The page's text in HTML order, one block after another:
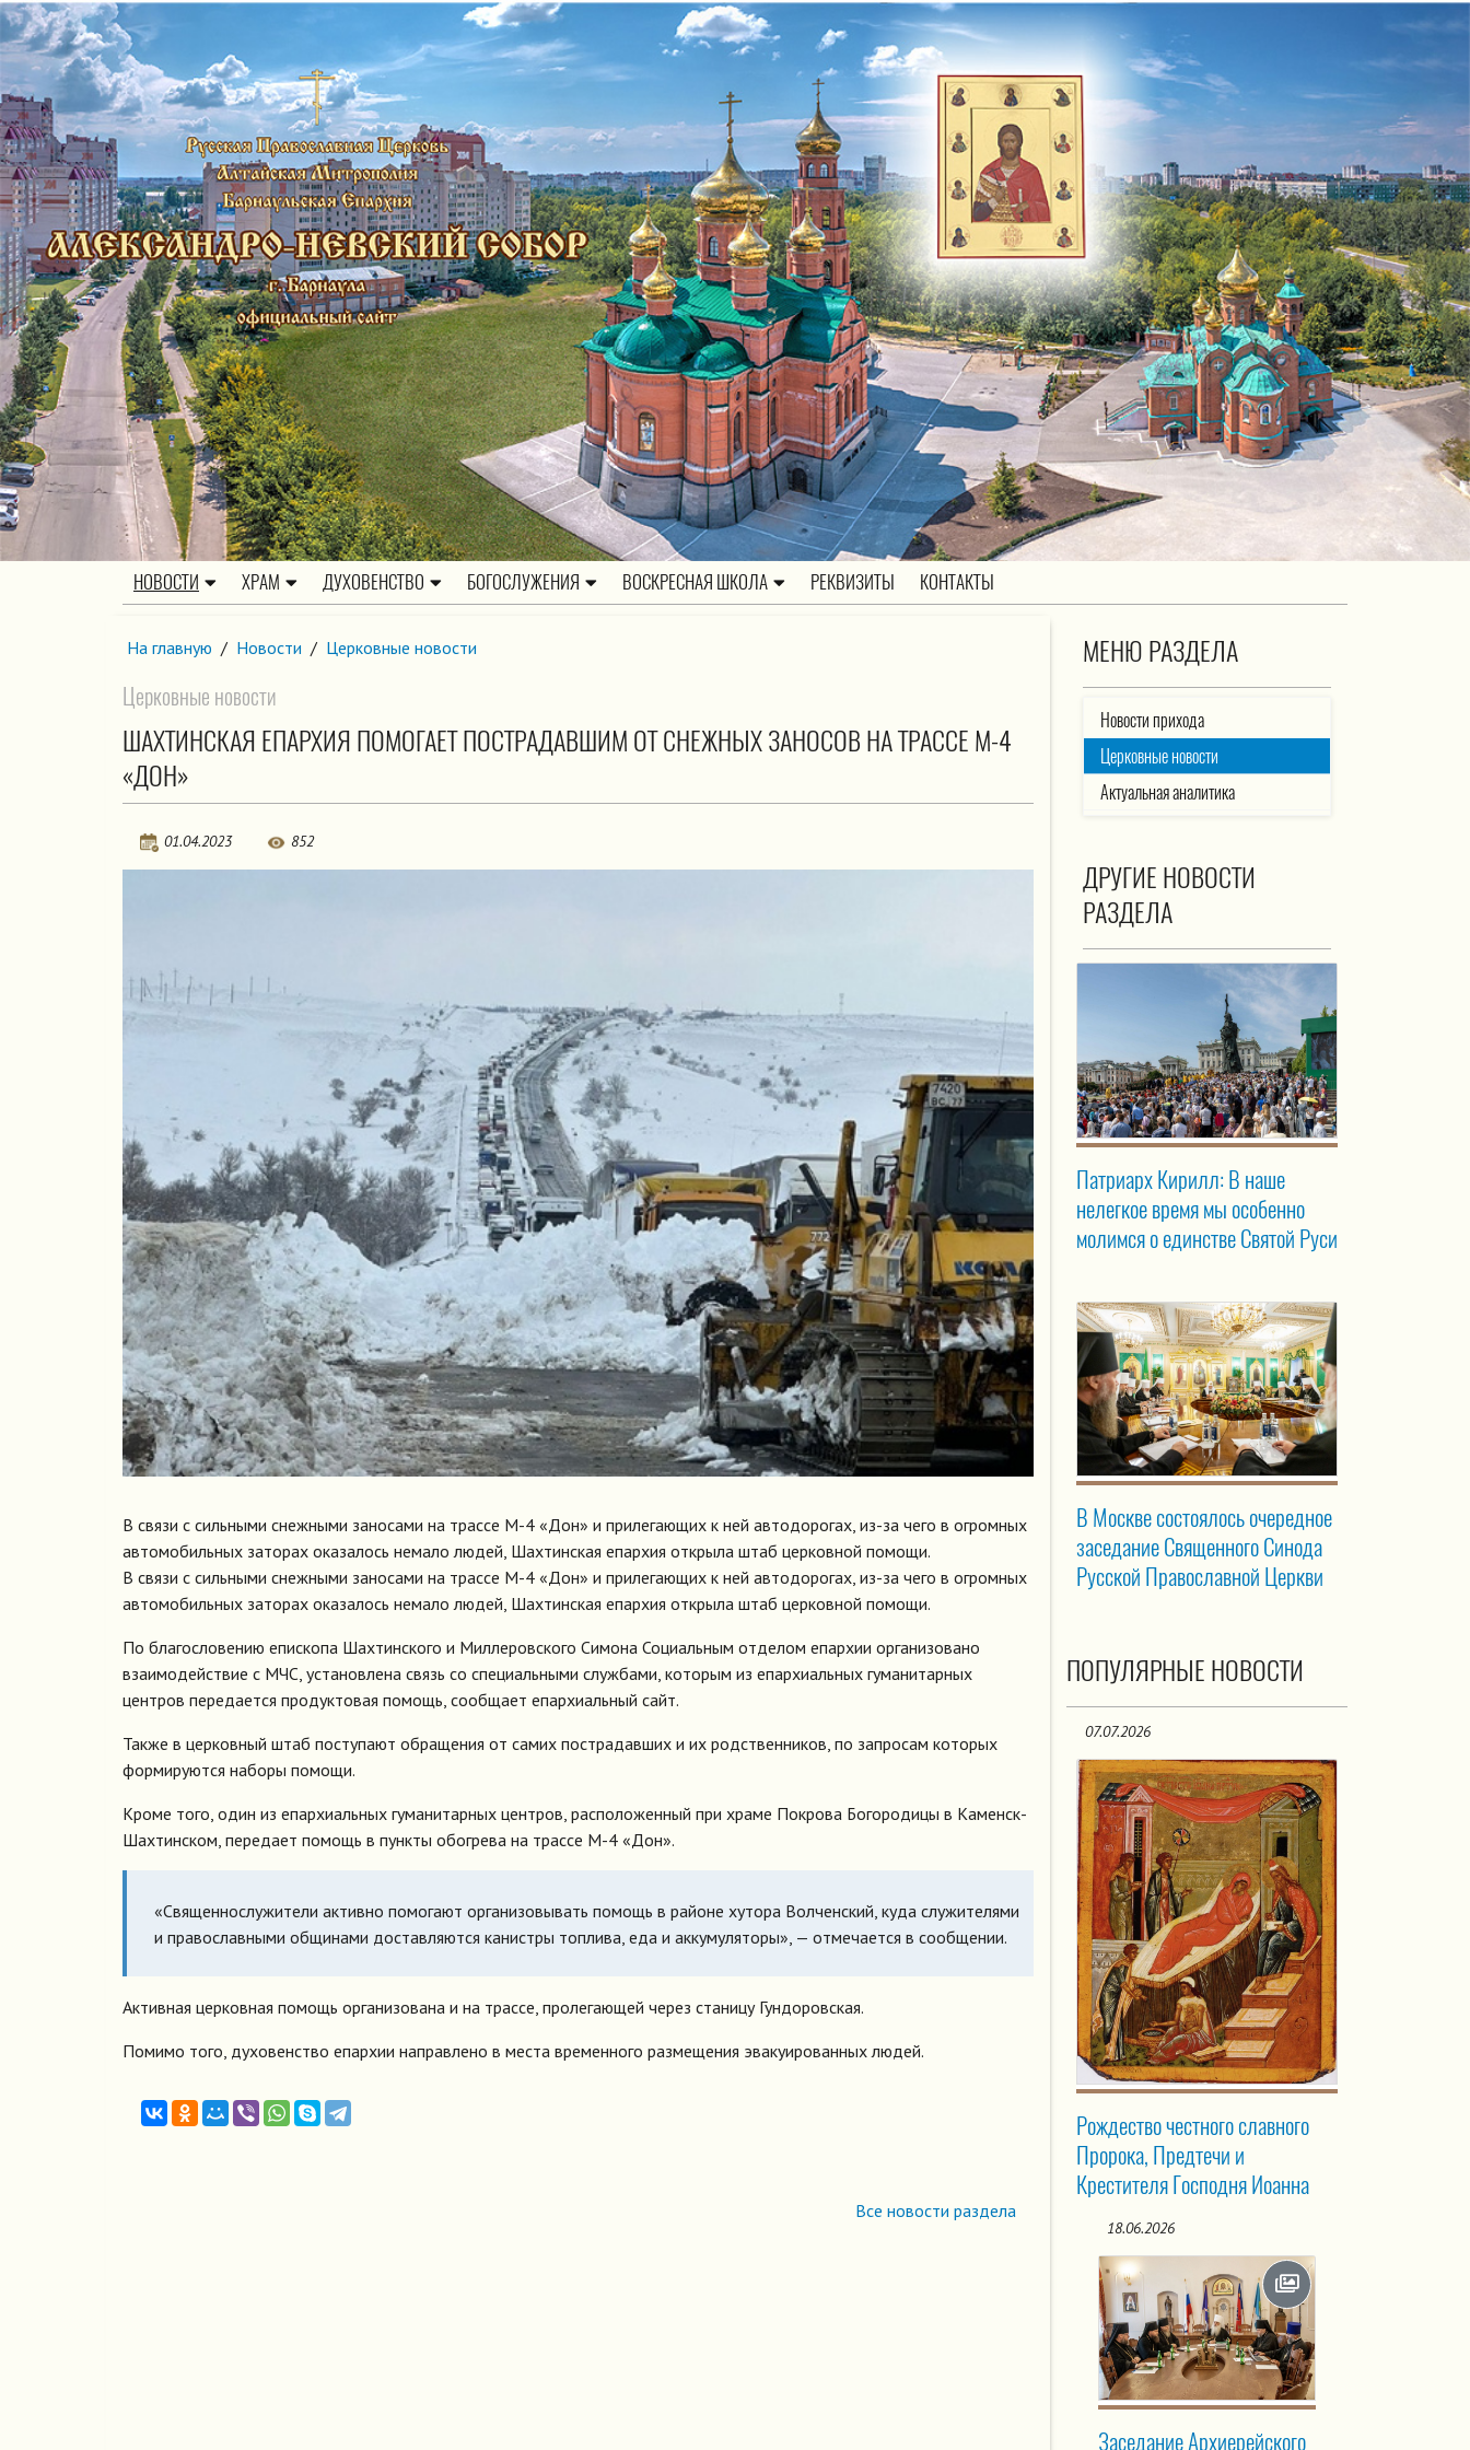
НОВОСТИ ХРАМ ДУХОВЕНСТВО БОГОСЛУЖЕНИЯ ВОСКРЕСНАЯ ШКОЛА РЕКВИЗИТЫ КОНТАКТЫ
На главную / Новости / Церковные новости
Церковные новости
ШАХТИНСКАЯ ЕПАРХИЯ ПОМОГАЕТ ПОСТРАДАВШИМ ОТ СНЕЖНЫХ ЗАНОСОВ НА ТРАССЕ М-4
«ДОН»
01.04.2023 852
В связи с сильными снежными заносами на трассе М-4 «Дон» и прилегающих к ней автодорогах, из-за чего в огромных
автомобильных заторах оказалось немало людей, Шахтинская епархия открыла штаб церковной помощи.
В связи с сильными снежными заносами на трассе М-4 «Дон» и прилегающих к ней автодорогах, из-за чего в огромных
автомобильных заторах оказалось немало людей, Шахтинская епархия открыла штаб церковной помощи.
По благословению епископа Шахтинского и Миллеровского Симона Социальным отделом епархии организовано
взаимодействие с МЧС, установлена связь со специальными службами, которым из епархиальных гуманитарных
центров передается продуктовая помощь, сообщает епархиальный сайт.
Также в церковный штаб поступают обращения от самих пострадавших и их родственников, по запросам которых
формируются наборы помощи.
Кроме того, один из епархиальных гуманитарных центров, расположенный при храме Покрова Богородицы в Каменск-
Шахтинском, передает помощь в пункты обогрева на трассе М-4 «Дон».
«Священнослужители активно помогают организовывать помощь в районе хутора Волченский, куда служителями
и православными общинами доставляются канистры топлива, еда и аккумуляторы», — отмечается в сообщении.
Активная церковная помощь организована и на трассе, пролегающей через станицу Гундоровская.
Помимо того, духовенство епархии направлено в места временного размещения эвакуированных людей.
Все новости раздела
МЕНЮ РАЗДЕЛА
Новости прихода
Церковные новости
Актуальная аналитика
ДРУГИЕ НОВОСТИ
РАЗДЕЛА
Патриарх Кирилл: В наше
нелегкое время мы особенно
молимся о единстве Святой Руси
В Москве состоялось очередное
заседание Священного Синода
Русской Православной Церкви
ПОПУЛЯРНЫЕ НОВОСТИ
07.07.2026
Рождество честного славного
Пророка, Предтечи и
Крестителя Господня Иоанна
18.06.2026
Заседание Архиерейского